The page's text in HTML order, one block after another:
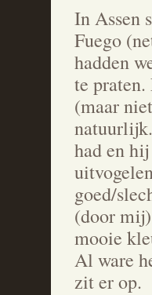
In Assen
Fuego
hadden
te
(maar
had en
goed/
(door
mooie
Al ware
zit er op.